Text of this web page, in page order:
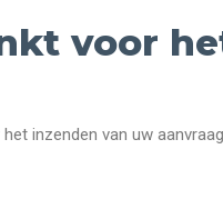
voor
inzenden van uw